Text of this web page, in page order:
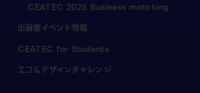
CEATEC 2025 Business matching
出展者イベント情報
CEATEC for Students
エコ＆デザインチャレンジ